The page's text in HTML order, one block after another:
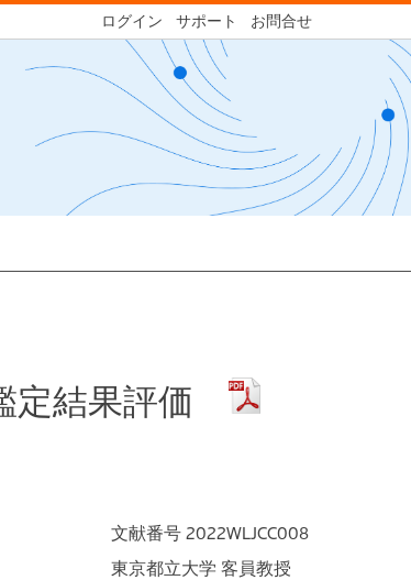
ログイン サポート お問合せ
定結果評価
文献番号 2022WLJCC008
東京都立大学 客員教授